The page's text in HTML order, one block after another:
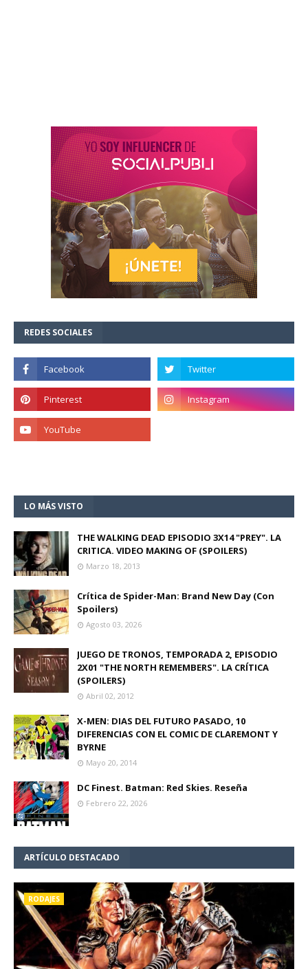
REDES SOCIALES
LO MÁS VISTO
THE WALKING DEAD EPISODIO 3X14 "PREY". LA
CRITICA. VIDEO MAKING OF (SPOILERS)
Marzo 18, 2013
Crítica de Spider-Man: Brand New Day (Con
Spoilers)
Agosto 03, 2026
JUEGO DE TRONOS, TEMPORADA 2, EPISODIO
2X01 "THE NORTH REMEMBERS". LA CRÍTICA
(SPOILERS)
Abril 02, 2012
X-MEN: DIAS DEL FUTURO PASADO, 10
DIFERENCIAS CON EL COMIC DE CLAREMONT Y
BYRNE
Mayo 20, 2014
DC Finest. Batman: Red Skies. Reseña
Febrero 22, 2026
ARTÍCULO DESTACADO
RODAJES